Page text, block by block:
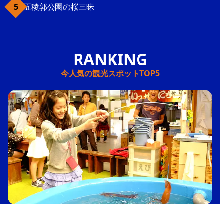
五稜郭公園の桜三昧
今人気の観光スポットTOP5